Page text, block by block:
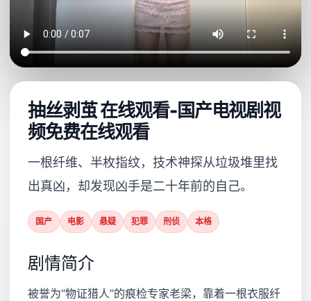
抽丝剥茧 在线观看-国产电视剧视
频免费在线观看
一根纤维、半枚指纹，技术神探从垃圾堆里找
出真凶，却发现凶手是二十年前的自己。
国产 电影 悬疑 犯罪 刑侦 本格
剧情简介
被誉为“物证猎人”的痕检专家老梁，靠着一根衣服纤